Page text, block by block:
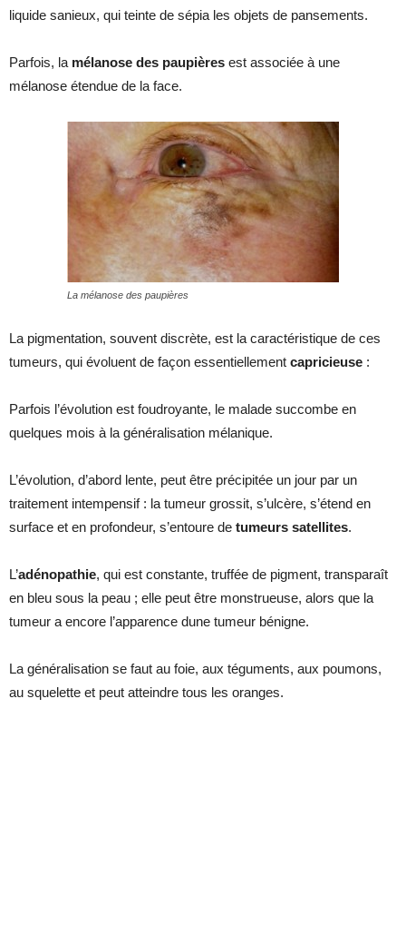
liquide sanieux, qui teinte de sépia les objets de pansements.
Parfois, la mélanose des paupières est associée à une
mélanose étendue de la face.
La mélanose des paupières
La pigmentation, souvent discrète, est la caractéristique de ces
tumeurs, qui évoluent de façon essentiellement capricieuse :
Parfois l’évolution est foudroyante, le malade succombe en
quelques mois à la généralisation mélanique.
L’évolution, d’abord lente, peut être précipitée un jour par un
traitement intempensif : la tumeur grossit, s’ulcère, s’étend en
surface et en profondeur, s’entoure de tumeurs satellites.
L’adénopathie, qui est constante, truffée de pigment, transparaît
en bleu sous la peau ; elle peut être monstrueuse, alors que la
tumeur a encore l’apparence dune tumeur bénigne.
La généralisation se faut au foie, aux téguments, aux poumons,
au squelette et peut atteindre tous les oranges.